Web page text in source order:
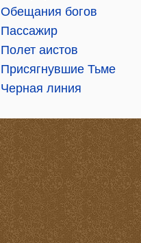
Обещания богов
Пассажир
Полет аистов
Присягнувшие Тьме
Черная линия